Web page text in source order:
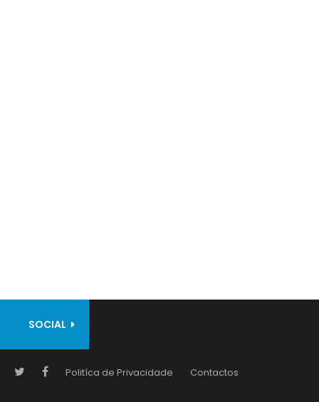
SOCIAL
Politíca de Privacidade Contactos